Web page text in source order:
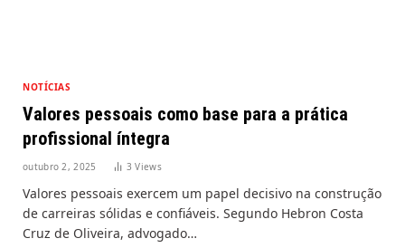
NOTÍCIAS
Valores pessoais como base para a prática
profissional íntegra
outubro 2, 2025 3Views
Valores pessoais exercem um papel decisivo na construção
de carreiras sólidas e confiáveis. Segundo Hebron Costa
Cruz de Oliveira, advogado…